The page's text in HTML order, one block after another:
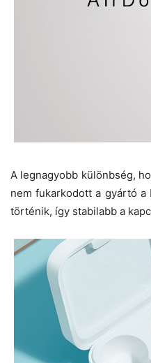
A legnagyobb különbség,
nem fukarkodott a gyártó
történik, így stabilabb a